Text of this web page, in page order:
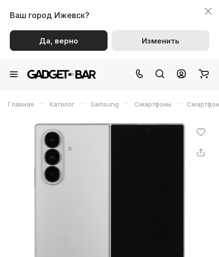
Ваш город Ижевск?
Да, верно Изменить
Главная – Каталог – Samsung – Смартфоны –